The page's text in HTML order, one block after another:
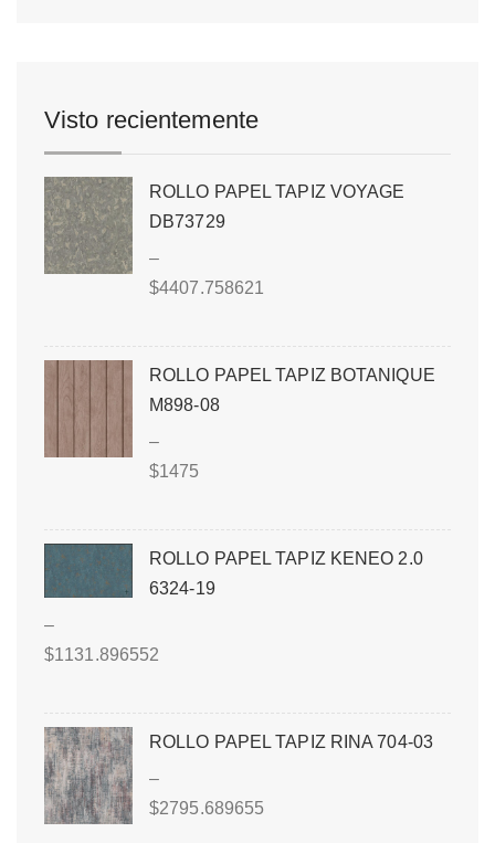
Visto recientemente
ROLLO PAPEL TAPIZ VOYAGE
DB73729
–
$4407.758621
ROLLO PAPEL TAPIZ BOTANIQUE
M898-08
–
$1475
ROLLO PAPEL TAPIZ KENEO 2.0
6324-19
–
$1131.896552
ROLLO PAPEL TAPIZ RINA 704-03
–
$2795.689655